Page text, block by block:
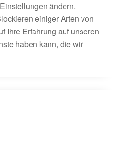
ändern.
einiger Arten von
Ihre Erfahrung auf unseren
haben kann, die wir